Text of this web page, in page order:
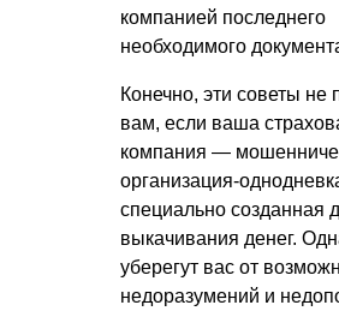
компанией последнего
необходимого
Конечно, эти советы не
вам, если ваша
компания —
организация-
специально созданная
выкачивания денег.
уберегут вас от
недоразумений и